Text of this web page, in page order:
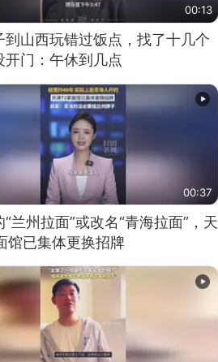
00:13
到山西玩错过饭点，找了十几个
开门：午休到几点
00:37
兰州拉面”或改名“青海拉面”，天
馆已集体更换招牌